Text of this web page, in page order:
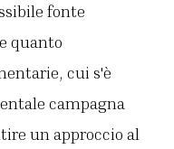
fonte
quanto
cui s'è
campagna
un approccio al